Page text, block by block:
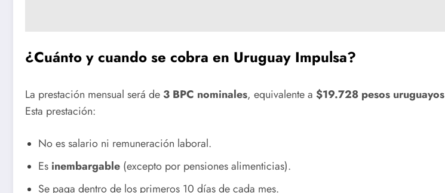
¿Cuánto y cuando se cobra en Uruguay Impulsa?
La prestación mensual será de 3 BPC nominales, equivalente a $19.728 pesos uruguayos
Esta prestación:
No es salario ni remuneración laboral.
Es inembargable (excepto por pensiones alimenticias).
Se paga dentro de los primeros 10 días de cada mes.